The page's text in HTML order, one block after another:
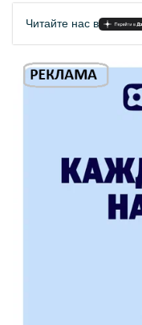
Читайте нас в